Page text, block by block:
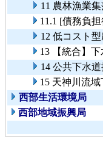
11 農林漁業
11.1 [債務負
12 低コスト
13 【統合】
14 公共下水
15 天神川流
西部生活環境局
西部地域振興局